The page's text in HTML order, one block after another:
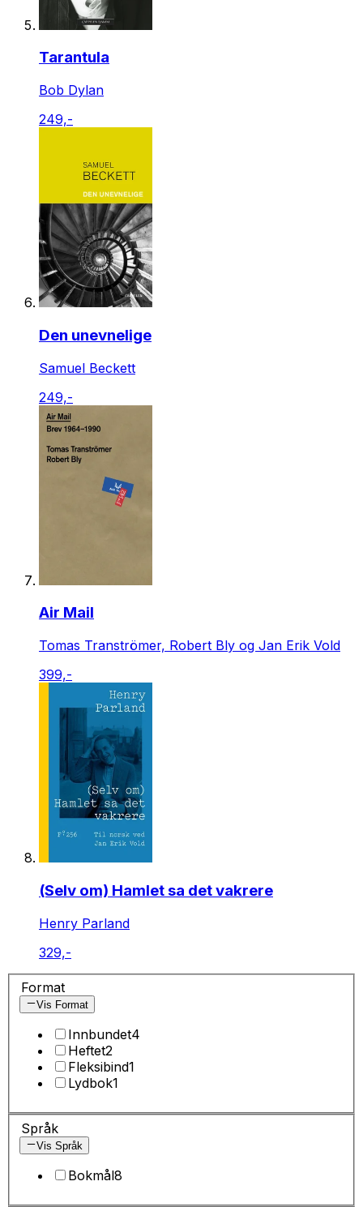
Tarantula
Bob Dylan
249,-
Den unevnelige
Samuel Beckett
249,-
Air Mail
Tomas Tranströmer, Robert Bly og Jan Erik Vold
399,-
(Selv om) Hamlet sa det vakrere
Henry Parland
329,-
Format
Vis Format
Innbundet4
Heftet2
Fleksibind1
Lydbok1
Språk
Vis Språk
Bokmål8